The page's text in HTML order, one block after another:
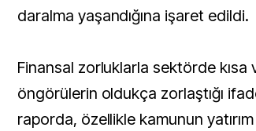
daralma yaşandığına işaret edildi.
Finansal zorluklarla sektörde kısa
öngörülerin oldukça zorlaştığı
raporda, özellikle kamunun yatırım